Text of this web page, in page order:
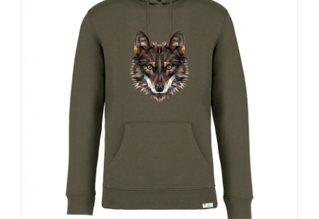
elegir
en
la
página
de
producto